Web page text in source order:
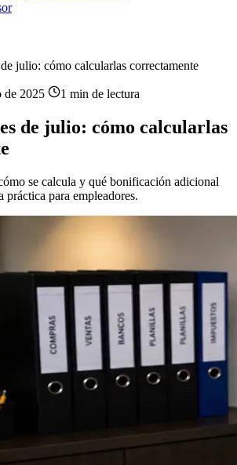
julio: cómo calcularlas correctamente
de 2025 1 min de lectura
de julio: cómo calcularlas
se calcula y qué bonificación adicional
práctica para empleadores.